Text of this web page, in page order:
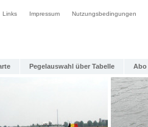
Links Impressum Nutzungsbedingungen
Pegelauswahl über Tabelle Abo